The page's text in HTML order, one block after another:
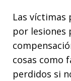
Las víctimas
por lesiones
cosas como
perdidos si